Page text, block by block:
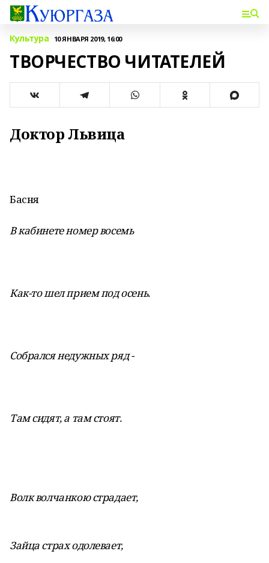
Культура 10 ЯНВАРЯ 2019, 16:00
ТВОРЧЕСТВО ЧИТАТЕЛЕЙ
Доктор Львица
Басня
В кабинете номер восемь
Как-то шел прием под осень.
Собрался недужных ряд -
Там сидят, а там стоят.
Волк волчанкою страдает,
Зайца страх одолевает,